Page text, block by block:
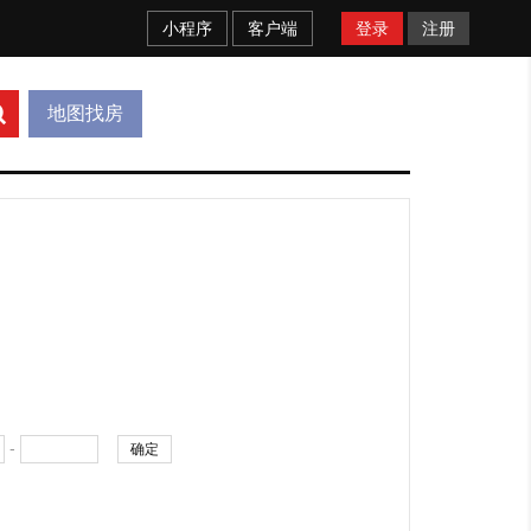
小程序 客户端 登录 注册
地图找房
- 确定